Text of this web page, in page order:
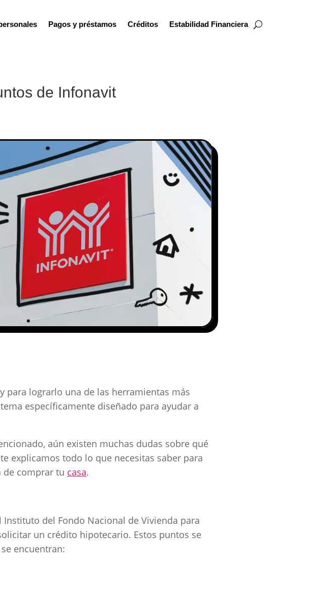
Pagos y préstamos Créditos Estabilidad Financiera
de Infonavit
para lograrlo una de las herramientas más
específicamente diseñado para ayudar a
aún existen muchas dudas sobre qué
explicamos todo lo que necesitas saber para
de comprar tu casa.
del Fondo Nacional de Vivienda para
un crédito hipotecario. Estos puntos se
se encuentran: